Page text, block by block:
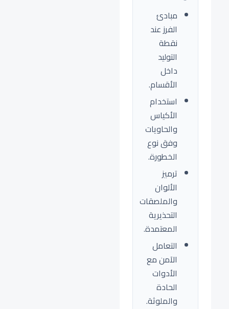
مبادئ
الفرز عند
نقطة
التوليد
داخل
الأقسام.
استخدام
الأكياس
والحاويات
وفق نوع
الخطورة.
ترميز
الألوان
والملصقات
التحذيرية
المعتمدة.
التعامل
الآمن مع
الأدوات
الحادة
والملوثة.